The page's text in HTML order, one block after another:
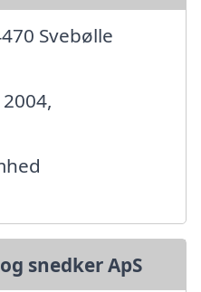
Svebølle
snedker ApS